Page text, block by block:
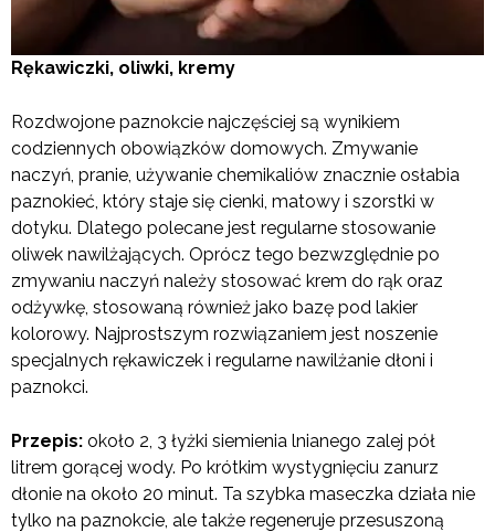
Rękawiczki, oliwki, kremy
Rozdwojone paznokcie najczęściej są wynikiem
codziennych obowiązków domowych. Zmywanie
naczyń, pranie, używanie chemikaliów znacznie osłabia
paznokieć, który staje się cienki, matowy i szorstki w
dotyku. Dlatego polecane jest regularne stosowanie
oliwek nawilżających. Oprócz tego bezwzględnie po
zmywaniu naczyń należy stosować krem do rąk oraz
odżywkę, stosowaną również jako bazę pod lakier
kolorowy. Najprostszym rozwiązaniem jest noszenie
specjalnych rękawiczek i regularne nawilżanie dłoni i
paznokci.
Przepis: około 2, 3 łyżki siemienia lnianego zalej pół
litrem gorącej wody. Po krótkim wystygnięciu zanurz
dłonie na około 20 minut. Ta szybka maseczka działa nie
tylko na paznokcie, ale także regeneruje przesuszoną